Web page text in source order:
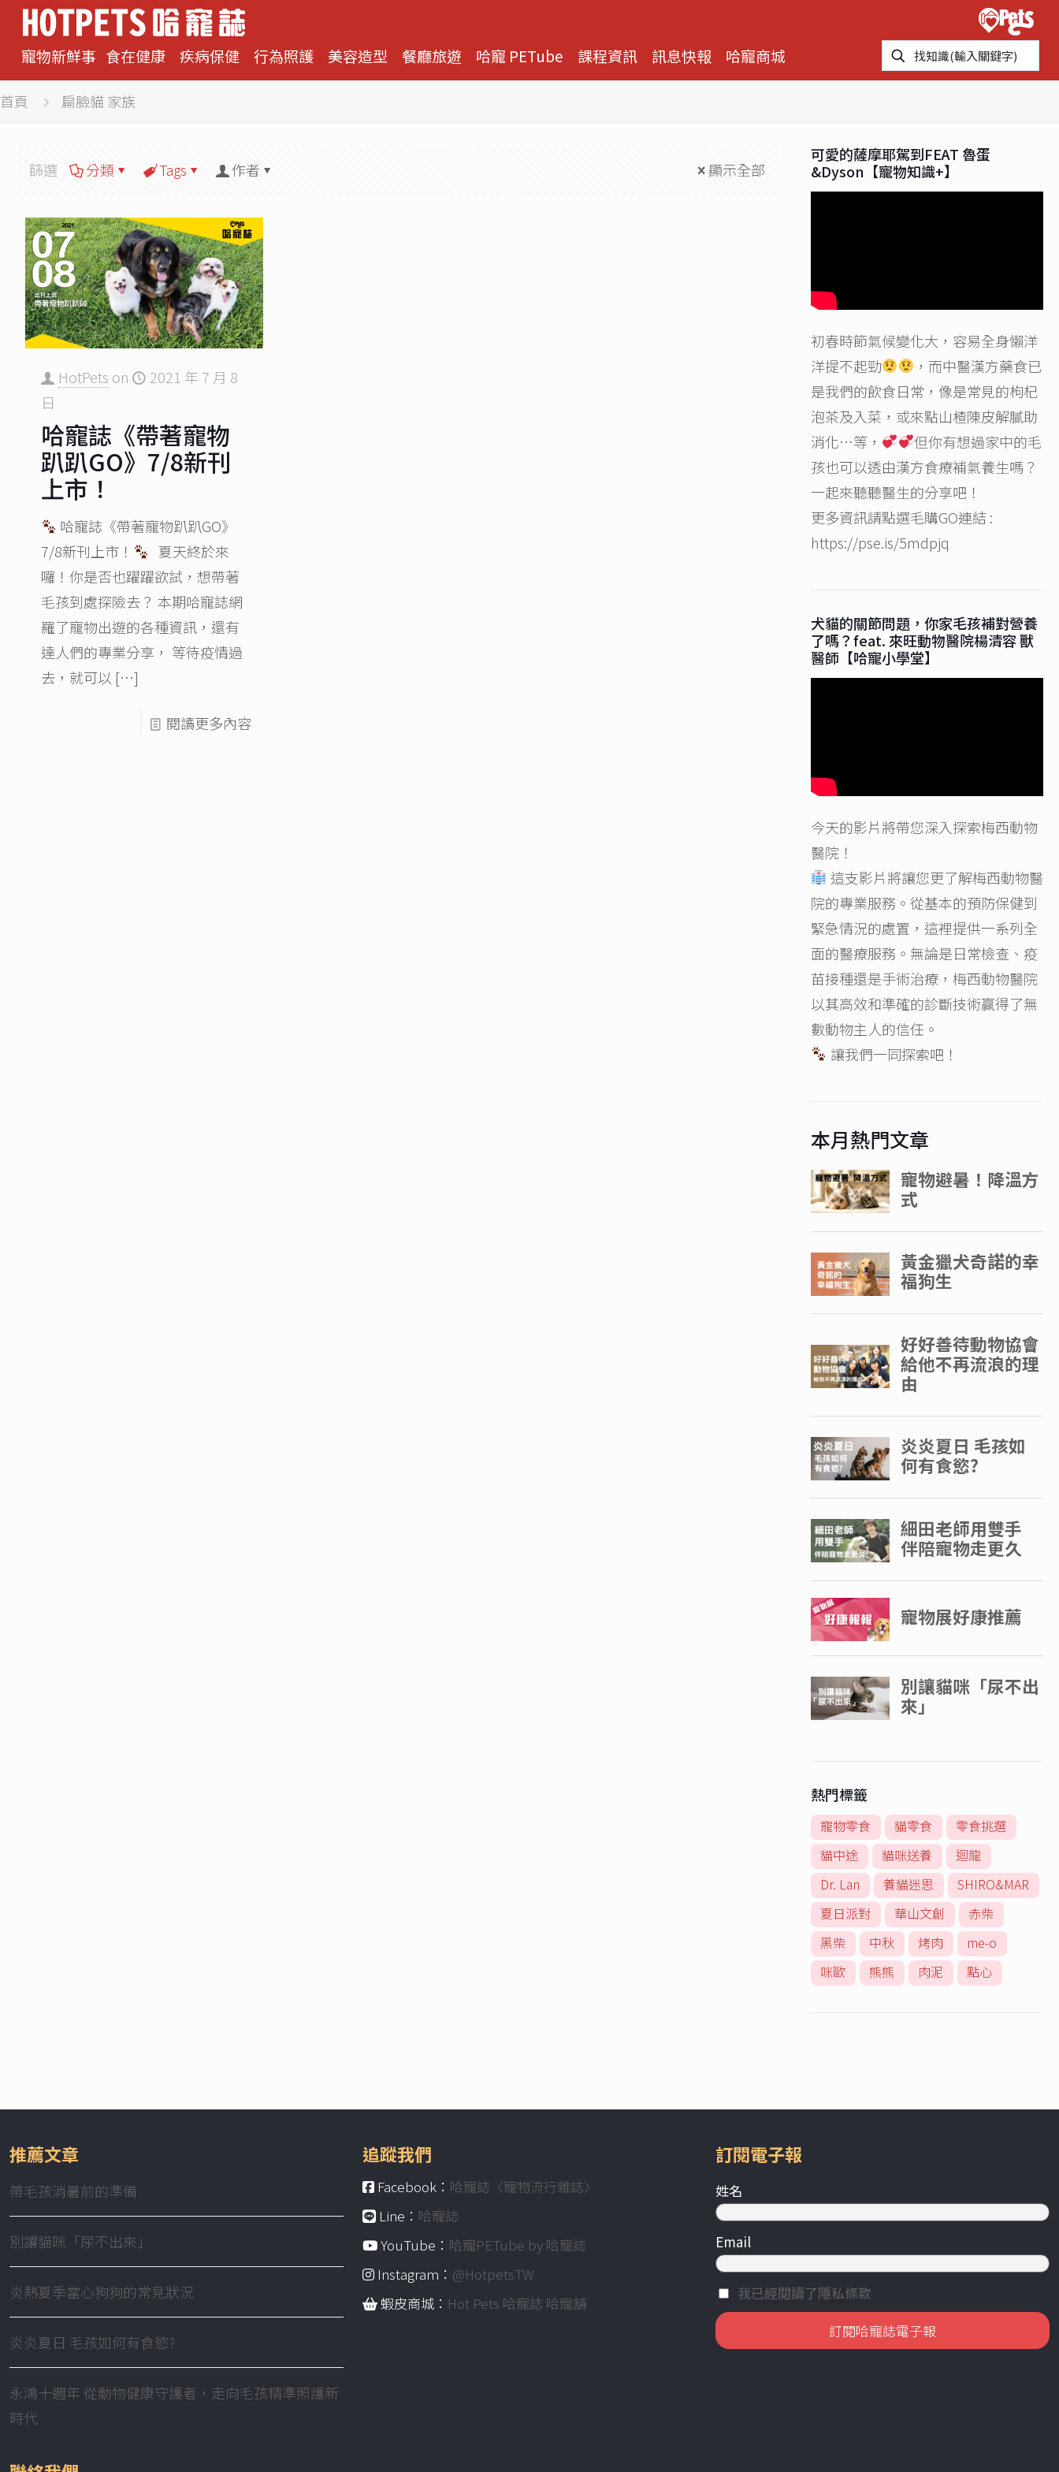
寵物新鮮事 食在健康 疾病保健 行為照護 美容造型 餐廳旅遊 哈寵 PETube 課程資訊 訊息快報 哈寵商城
首頁 扁臉貓 家族
篩選 分類 Tags 作者 顯示全部
HotPets on
2021 年 7 月 8
日
哈寵誌《帶著寵物
趴趴GO》7/8新刊
上市！
哈寵誌《帶著寵物趴趴GO》
7/8新刊上市！
夏天終於來
囉！你是否也躍躍欲試，想帶著
毛孩到處探險去？ 本期哈寵誌網
羅了寵物出遊的各種資訊，還有
達人們的專業分享， 等待疫情過
去，就可以 […]
閱讀更多內容
可愛的薩摩耶駕到FEAT 魯蛋
&Dyson【寵物知識+】
初春時節氣候變化大，容易全身懶洋
洋提不起勁
，而中醫漢方藥食已
是我們的飲食日常，像是常見的枸杞
泡茶及入菜，或來點山楂陳皮解膩助
消化…等，
但你有想過家中的毛
孩也可以透由漢方食療補氣養生嗎？
一起來聽聽醫生的分享吧！
更多資訊請點選毛購GO連結 :
https://pse.is/5mdpjq
犬貓的關節問題，你家毛孩補對營養
了嗎？feat. 來旺動物醫院楊清容 獸
醫師【哈寵小學堂】
今天的影片將帶您深入探索梅西動物
醫院！
這支影片將讓您更了解梅西動物醫
院的專業服務。從基本的預防保健到
緊急情況的處置，這裡提供一系列全
面的醫療服務。無論是日常檢查、疫
苗接種還是手術治療，梅西動物醫院
以其高效和準確的診斷技術贏得了無
數動物主人的信任。
讓我們一同探索吧！
本月熱門文章
熱門標籤
寵物零食 貓零食
零食挑選
貓中途
貓咪送養
迴龍
Dr. Lan
養貓迷思
SHIRO&MAR
夏日派對
華山文創
赤柴
黑柴
中秋 烤肉
me-o
咪歐
熊熊 肉泥 點心
推薦文章
帶毛孩消暑前的準備
別讓貓咪「尿不出來」
炎熱夏季當心狗狗的常見狀況
炎炎夏日 毛孩如何有食慾?
永鴻十週年 從動物健康守護者，走向毛孩精準照護新
時代
追蹤我們
Facebook： 哈寵誌〈寵物流行雜誌〉
Line： 哈寵誌
YouTube： 哈寵PETube by 哈寵誌
Instagram： @HotpetsTW
蝦皮商城： Hot Pets 哈寵誌 哈寵舖
訂閱電子報
姓名
Email
我已經閱讀了隱私條款